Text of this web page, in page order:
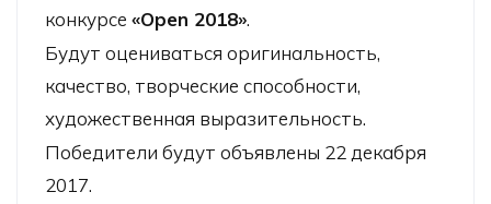
конкурсе «Open 2018».
Будут оцениваться оригинальность,
качество, творческие способности,
художественная выразительность.
Победители будут объявлены 22 декабря
2017.